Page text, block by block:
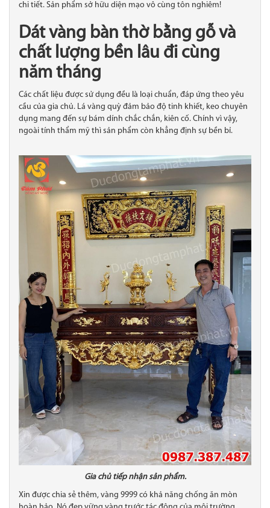
chi tiết. Sản phẩm sở hữu diện mạo vô cùng tôn nghiêm!
Dát vàng bàn thờ bằng gỗ và
chất lượng bền lâu đi cùng
năm tháng
Các chất liệu được sử dụng đều là loại chuẩn, đáp ứng theo yêu
cầu của gia chủ. Lá vàng quỳ đảm bảo độ tinh khiết, keo chuyên
dụng mang đến sự bám dính chắc chắn, kiên cố. Chính vì vậy,
ngoài tính thẩm mỹ thì sản phẩm còn khẳng định sự bền bỉ.
Gia chủ tiếp nhận sản phẩm.
Xin được chia sẻ thêm, vàng 9999 có khả năng chống ăn mòn